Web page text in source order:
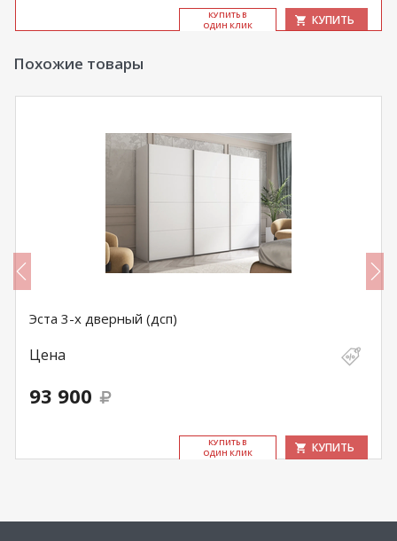
КУ­ПИТЬ В
ОДИН КЛИК
КУПИТЬ
Похожие товары
Эста 3-х дверный (дсп)
Цена
93 900
КУ­ПИТЬ В
ОДИН КЛИК
КУПИТЬ